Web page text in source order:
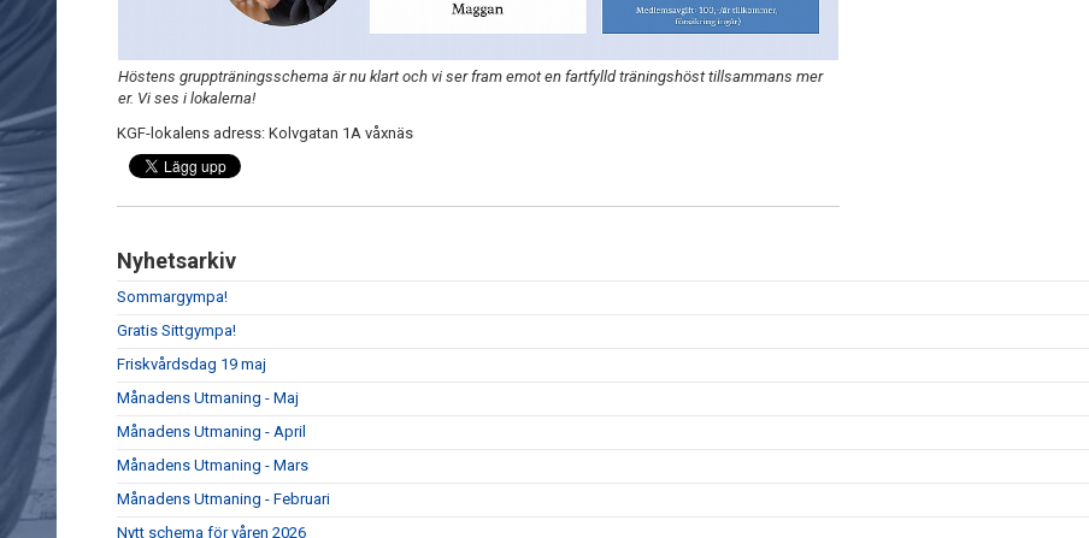
Höstens gruppträningsschema är nu klart och vi ser fram emot en fartfylld träningshöst tillsammans mer
er. Vi ses i lokalerna!
KGF-lokalens adress: Kolvgatan 1A våxnäs
Nyhetsarkiv
Sommargympa!
Gratis Sittgympa!
Friskvårdsdag 19 maj
Månadens Utmaning - Maj
Månadens Utmaning - April
Månadens Utmaning - Mars
Månadens Utmaning - Februari
Nytt schema för våren 2026